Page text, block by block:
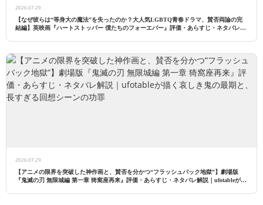
2026.07.29
【なぜ彼らは“等身大の魔法”を失ったのか？大人気LGBTQ青春ドラマ、賛否両論の完
結編】英映画『ハートストッパー 僕たちのフォーエバー』評価・あらすじ・ネタバレ解
2026.07.29
【アニメの限界を突破した神作画と、賛否を分かつ“フラッシュバック地獄”】劇場版
『鬼滅の刃 無限城編 第一章 猗窩座再来』評価・あらすじ・ネタバレ解説｜ufotableが描